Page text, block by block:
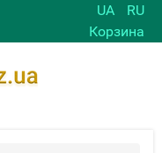
UA
RU
Корзина